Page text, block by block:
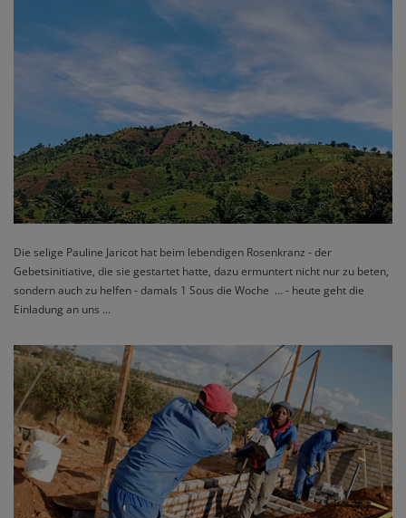
Die selige Pauline Jaricot hat beim lebendigen Rosenkranz - der
Gebetsinitiative, die sie gestartet hatte, dazu ermuntert nicht nur zu beten,
sondern auch zu helfen - damals 1 Sous die Woche ... - heute geht die
Einladung an uns ...